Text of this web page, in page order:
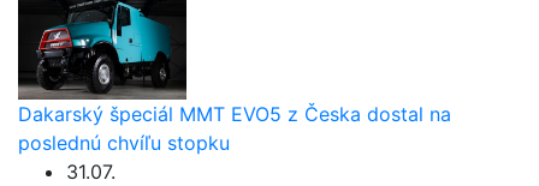
Dakarský špeciál MMT EVO5 z Česka dostal na
poslednú chvíľu stopku
31.07.